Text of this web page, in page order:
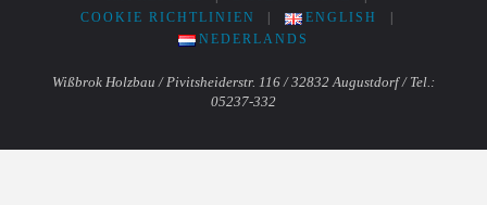
COOKIE RICHTLINIEN
ENGLISH
NEDERLANDS
Wißbrok Holzbau / Pivitsheiderstr. 116 / 32832 Augustdorf / Tel.:
05237-332